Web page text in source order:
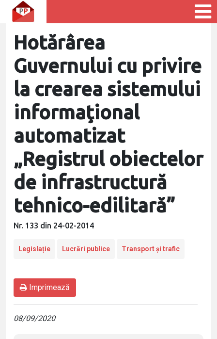
Hotărârea
Guvernului cu privire
la crearea sistemului
informaţional
automatizat
„Registrul obiectelor
de infrastructură
tehnico-edilitară”
Nr. 133 din 24-02-2014
Legislație Lucrări publice Transport și trafic
Imprimează
08/09/2020